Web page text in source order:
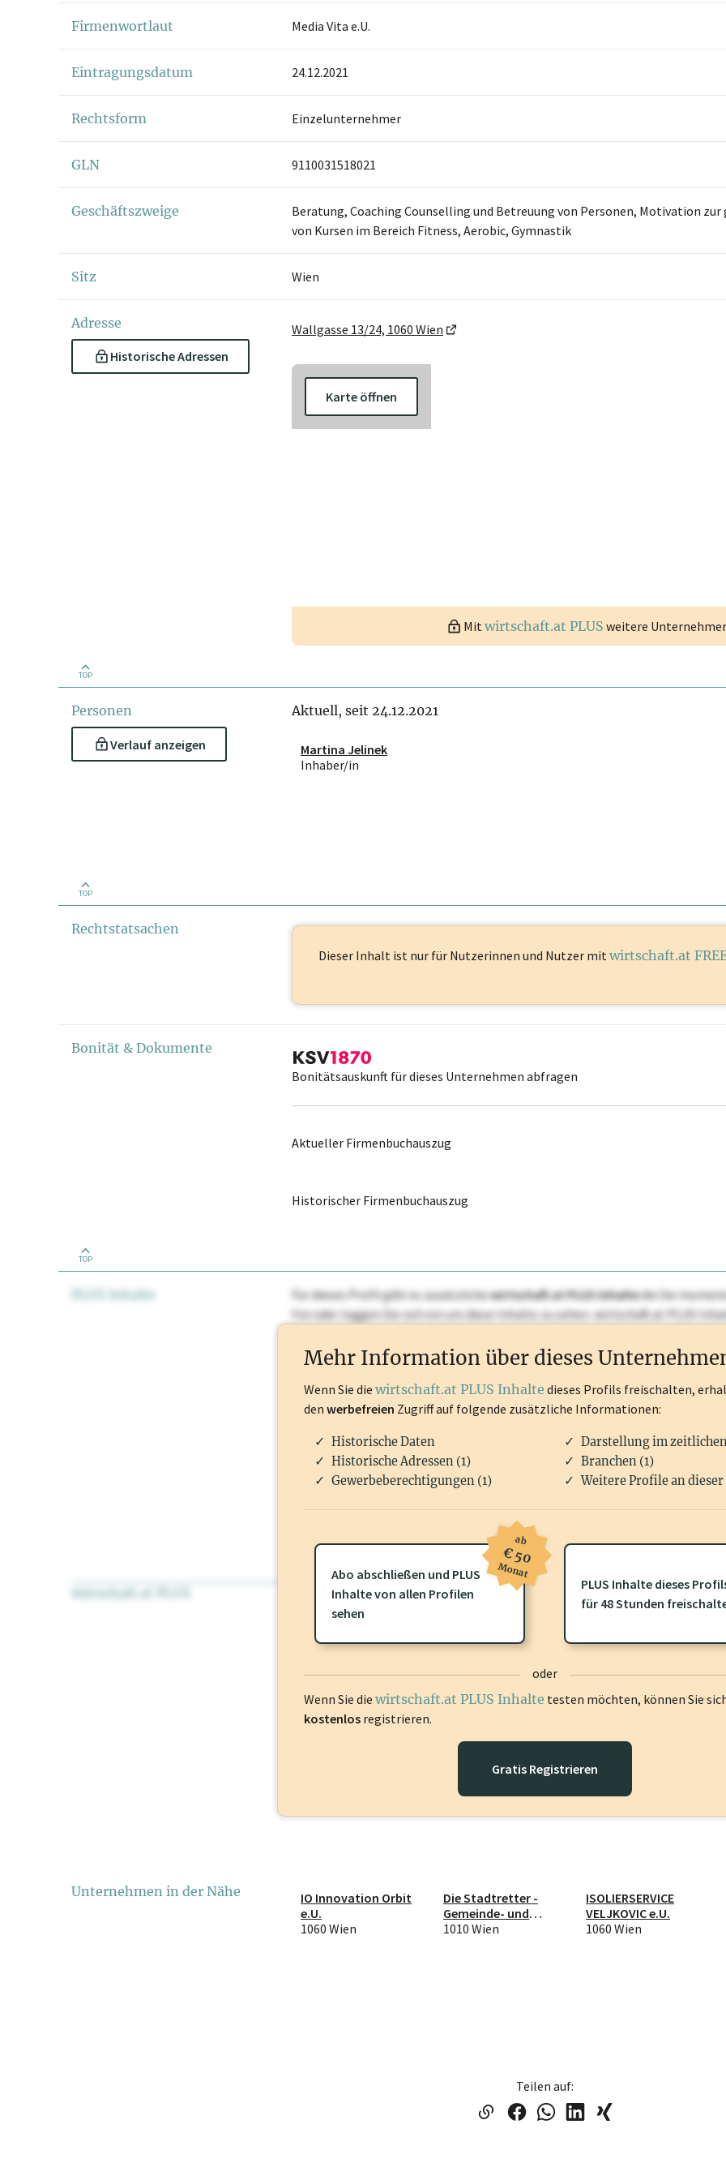
Firmenwortlaut Media Vita e.U.
Eintragungsdatum 24.12.2021
Rechtsform Einzelunternehmer
GLN 9110031518021
Geschäftszweige
Beratung, Coaching Counselling und Betreuung von Personen, Motivation
von Kursen im Bereich Fitness, Aerobic, Gymnastik
Sitz Wien
Adresse
Historische Adressen
Wallgasse 13/24, 1060 Wien
Karte öffnen
Mitwirtschaft.at PLUS weitere
TOP
Personen
Verlauf anzeigen
Aktuell, seit 24.12.2021
Martina Jelinek
Inhaber/in
TOP
Rechtstatsachen
Dieser Inhalt ist nur für Nutzerinnen und Nutzer mit wirtschaft.at
Bonität & Dokumente
Bonitätsauskunft für dieses Unternehmen abfragen
Aktueller Firmenbuchauszug
Historischer Firmenbuchauszug
TOP
PLUS Inhalte Für dieses Profil gibt es zusätzlichewirtschaft.at PLUS Inhaltedie Sie
frei oder loggen Sie sich ein um diese Inhalte zu sehen. wirtschaft.at PLUS
wirtschaft.at PLUS Für dieses Profil gibt es zusätzliche wirtschaft.at PLUS Inhaltedie Sie
frei oder loggen Sie sich ein um diese Inhalte zu sehen.
Mehr Information über dieses
Wenn Sie die wirtschaft.at PLUS Inhalte dieses Profils freischalten,
den werbefreien Zugriff auf folgende zusätzliche Informationen:
Historische Daten
Darstellung im
Historische Adressen (1)
Branchen (1)
Gewerbeberechtigungen (1)
Weitere Profile an dieser
Abo abschließen und PLUS
Inhalte von allen Profilen
sehen
ab
€ 50
Monat
PLUS Inhalte dieses
für 48 Stunden
oder
Wenn Sie die wirtschaft.at PLUS Inhalte testen möchten, können Sie
kostenlos registrieren.
Gratis Registrieren
Unternehmen in der Nähe
IO Innovation Orbit
e.U.
1060 Wien
Die Stadtretter -
Gemeinde- und
Stadtentwicklung
1010 Wien
ISOLIERSERVICE
VELJKOVIC e.U.
1060 Wien
Teilen auf: